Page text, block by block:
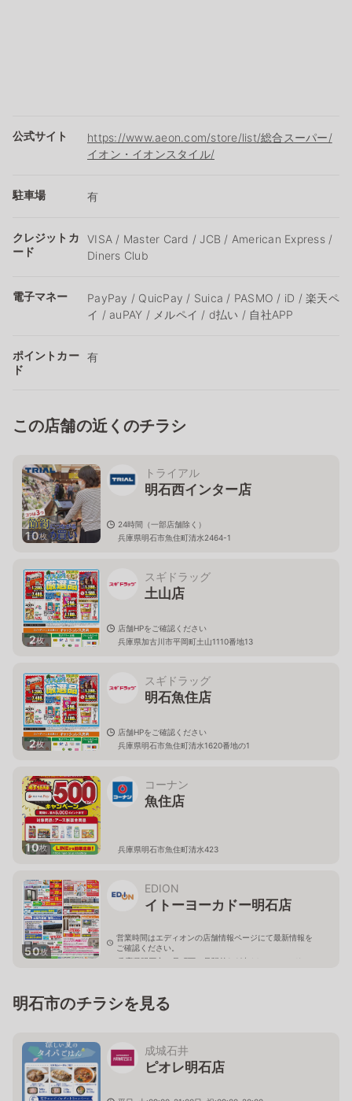
公式サイト
https://www.aeon.com/store/list/総合スーパー/
イオン・イオンスタイル/
駐車場 有
クレジットカ
ード
VISA / Master Card / JCB / American Express /
Diners Club
電子マネー
PayPay / QuicPay / Suica / PASMO / iD / 楽天ペ
イ / auPAY / メルペイ / d払い / 自社APP
ポイントカー
ド
有
この店舗の近くのチラシ
10枚
トライアル
明石西インター店
24時間（一部店舗除く）
兵庫県明石市魚住町清水2464-1
2枚
スギドラッグ
土山店
店舗HPをご確認ください
兵庫県加古川市平岡町土山1110番地13
2枚
スギドラッグ
明石魚住店
店舗HPをご確認ください
兵庫県明石市魚住町清水1620番地の1
10枚
コーナン
魚住店
兵庫県明石市魚住町清水423
50枚
EDION
イトーヨーカドー明石店
営業時間はエディオンの店舗情報ページにて最新情報を
ご確認ください。
兵庫県明石市二見町西二見駅前1-18(イトーヨーカドー
明石市のチラシを見る
成城石井
ピオレ明石店